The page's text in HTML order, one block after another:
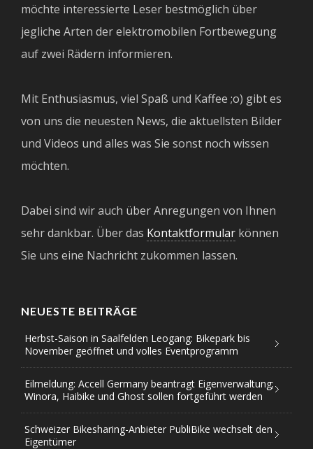
möchte interessierte Leser bestmöglich über
jegliche Arten der elektromobilen Fortbewegung
auf zwei Rädern informieren.
Mit Enthusiasmus, viel Spaß und Kaffee ;o) gibt es
von uns die neuesten News, die aktuellsten Bilder
und Videos und alles was Sie sonst noch wissen
möchten.
Dabei sind wir auch über Anregungen von Ihnen
sehr dankbar. Über das Kontaktformular können
Sie uns eine Nachricht zukommen lassen.
NEUESTE BEITRÄGE
Herbst-Saison in Saalfelden Leogang: Bikepark bis
November geöffnet und volles Eventprogramm
Eilmeldung: Accell Germany beantragt Eigenverwaltung;
Winora, Haibike und Ghost sollen fortgeführt werden
Schweizer Bikesharing-Anbieter PubliBike wechselt den
Eigentümer